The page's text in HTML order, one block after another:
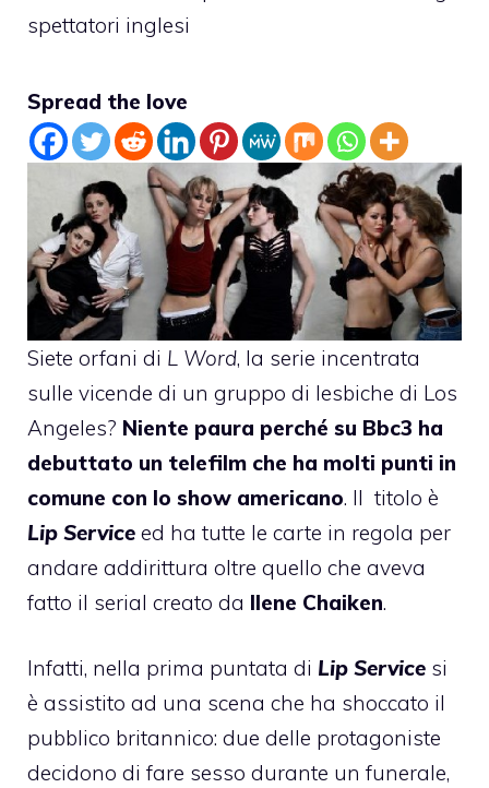
spettatori inglesi
Spread the love
Siete orfani di L Word, la serie incentrata
sulle vicende di un gruppo di lesbiche di Los
Angeles? Niente paura perché su Bbc3 ha
debuttato un telefilm che ha molti punti in
comune con lo show americano. Il titolo è
Lip Service ed ha tutte le carte in regola per
andare addirittura oltre quello che aveva
fatto il serial creato da Ilene Chaiken.
Infatti, nella prima puntata di Lip Service si
è assistito ad una scena che ha shoccato il
pubblico britannico: due delle protagoniste
decidono di fare sesso durante un funerale,